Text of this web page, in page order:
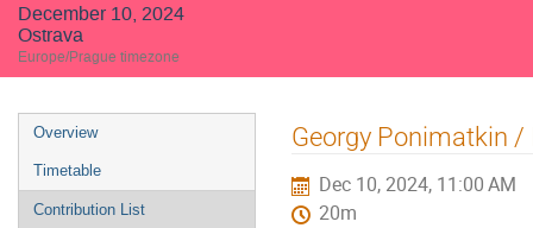
December 10, 2024
Ostrava
Europe/Prague timezone
Event
menu
Overview
Timetable
Contribution List
Georgy Ponimatkin /
Dec 10, 2024, 11:00 AM
20m